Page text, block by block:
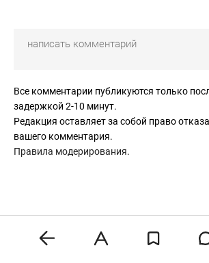
препаратов, агрохимии и т.д..
Все комментарии публикуются только
задержкой 2-10 минут.
Редакция оставляет за собой право
вашего комментария.
Правила модерирования.
контакты